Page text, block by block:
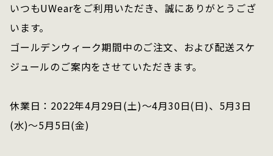
いつもUWearをご利用いただき、誠にありがとうござ
います。
ゴールデンウィーク期間中のご注文、および配送スケ
ジュールのご案内をさせていただきます。
休業日：2022年4月29日(土)～4月30日(日)、5月3日
(水)～5月5日(金)